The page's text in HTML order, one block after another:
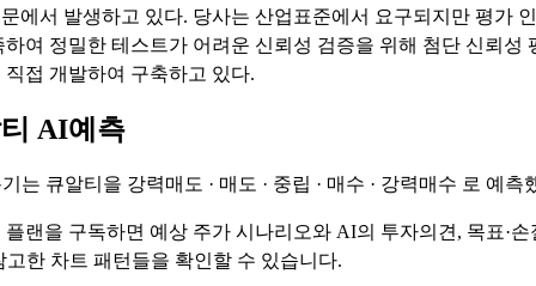
에서 발생하고 있다. 당사는 산업표준에서 요구되지만 평가
하여 정밀한 테스트가 어려운 신뢰성 검증을 위해 첨단 신뢰성
직접 개발하여 구축하고 있다.
AI예측
는 큐알티을 강력매도 · 매도 · 중립 · 매수 · 강력매수 로 예측
플랜을 구독하면 예상 주가 시나리오와 AI의 투자의견, 목표·손
고한 차트 패턴들을 확인할 수 있습니다.